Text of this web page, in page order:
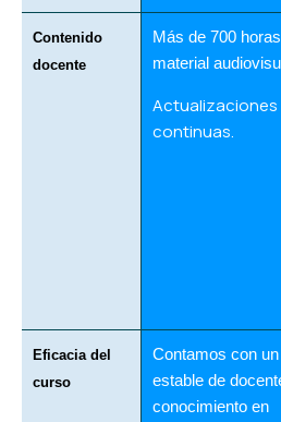
Contenido
docente
Más de 700
material
Actualizaciones
continuas.
Eficacia del
curso
Contamos con
estable de
conocimiento en